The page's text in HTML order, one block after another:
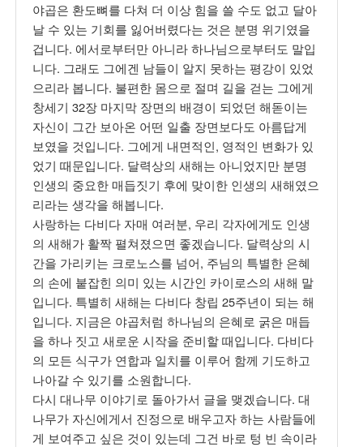
야곱은 환도뼈를 다쳐 더 이상 힘을 쓸 수도 없고 달아
날 수 있는 기회를 잃어버렸다는 것은 분명 위기였을
겁니다. 에서로부터만 아니라 하나님으로부터도 말입
니다. 그래도 그에겐 남들이 알지 못하는 평강이 있었
으리라 봅니다. 불편한 몸으로 절며 길을 걷는 그에게
창세기 32장 마지막 장면의 배경이 되었던 해돋이는
자신이 그간 보아온 어떤 일출 장면보다도 아름답게
보였을 것입니다. 그에게 내면적인, 영적인 변화가 있
었기 때문입니다. 달력상의 새해는 아니었지만 분명
인생의 중요한 매듭짓기 후에 맞이한 인생의 새해였으
리라는 생각을 해봅니다.
사랑하는 다비다 자매 여러분, 우리 각자에게도 인생
의 새해가 활짝 펼쳐졌으면 좋겠습니다. 달력상의 시
간을 가리키는 크로노스를 넘어, 주님의 특별한 은혜
의 손에 붙잡힌 의미 있는 시간인 카이로스의 새해 말
입니다. 특별히 새해는 다비다 창립 25주년이 되는 해
입니다. 지금은 야곱처럼 하나님의 은혜로 굵은 매듭
을 하나 짓고 새로운 시작을 준비할 때입니다. 다비다
의 모든 식구가 연합과 일치를 이루어 함께 기도하고
나아갈 수 있기를 소원합니다.
다시 대나무 이야기로 돌아가서 글을 맺겠습니다. 대
나무가 자신에게서 진정으로 배우고자 하는 사람들에
게 보여주고 싶은 것이 있는데 그건 바로 텅 빈 속이라